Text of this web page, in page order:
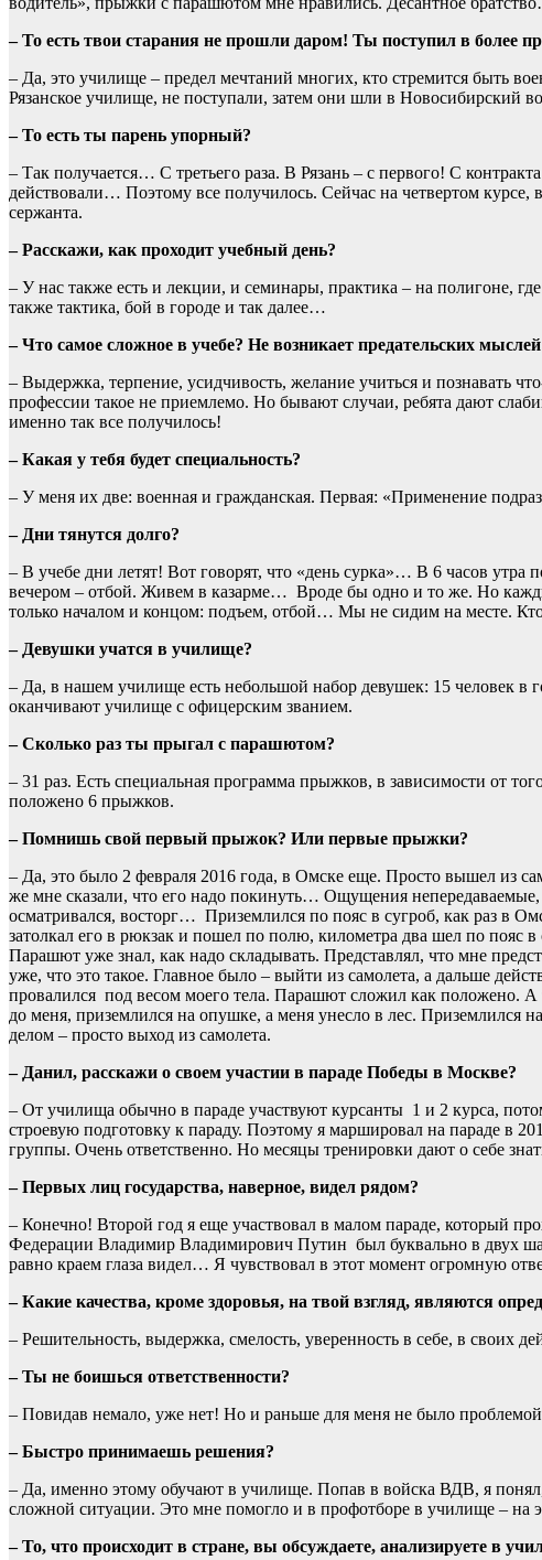
– То есть твои старания не прошли даром! Ты поступил в более
– Да, это училище – предел мечтаний многих, кто стремится быть
Рязанское училище, не поступали, затем они шли в Новосибирский
– То есть ты парень упорный?
– Так получается… С третьего раза. В Рязань – с первого! С
действовали… Поэтому все получилось. Сейчас на четвертом курсе,
сержанта.
– Расскажи, как проходит учебный день?
– У нас также есть и лекции, и семинары, практика – на полигоне,
также тактика, бой в городе и так далее…
– Что самое сложное в учебе? Не возникает предательских
– Выдержка, терпение, усидчивость, желание учиться и познавать
профессии такое не приемлемо. Но бывают случаи, ребята дают
именно так все получилось!
– Какая у тебя будет специальность?
– У меня их две: военная и гражданская. Первая: «Применение
– Дни тянутся долго?
– В учебе дни летят! Вот говорят, что «день сурка»… В 6 часов утра
вечером – отбой. Живем в казарме… Вроде бы одно и то же. Но
только началом и концом: подъем, отбой… Мы не сидим на месте.
– Девушки учатся в училище?
– Да, в нашем училище есть небольшой набор девушек: 15 человек
оканчивают училище с офицерским званием.
– Сколько раз ты прыгал с парашютом?
– 31 раз. Есть специальная программа прыжков, в зависимости от
положено 6 прыжков.
– Помнишь свой первый прыжок? Или первые прыжки?
– Да, это было 2 февраля 2016 года, в Омске еще. Просто вышел из
же мне сказали, что его надо покинуть… Ощущения
осматривался, восторг… Приземлился по пояс в сугроб, как раз в
затолкал его в рюкзак и пошел по полю, километра два шел по пояс
Парашют уже знал, как надо складывать. Представлял, что мне
уже, что это такое. Главное было – выйти из самолета, а дальше
провалился под весом моего тела. Парашют сложил как
до меня, приземлился на опушке, а меня унесло в лес. Приземлился
делом – просто выход из самолета.
– Данил, расскажи о своем участии в параде Победы в Москве?
– От училища обычно в параде участвуют курсанты 1 и 2 курса,
строевую подготовку к параду. Поэтому я маршировал на параде в
группы. Очень ответственно. Но месяцы тренировки дают о себе
– Первых лиц государства, наверное, видел рядом?
– Конечно! Второй год я еще участвовал в малом параде, который
Федерации Владимир Владимирович Путин был буквально в двух
равно краем глаза видел… Я чувствовал в этот момент огромную
– Какие качества, кроме здоровья, на твой взгляд, являются
– Решительность, выдержка, смелость, уверенность в себе, в своих
– Ты не боишься ответственности?
– Повидав немало, уже нет! Но и раньше для меня не было проблемой
– Быстро принимаешь решения?
– Да, именно этому обучают в училище. Попав в войска ВДВ, я
сложной ситуации. Это мне помогло и в профотборе в училище – на
– То, что происходит в стране, вы обсуждаете, анализируете в